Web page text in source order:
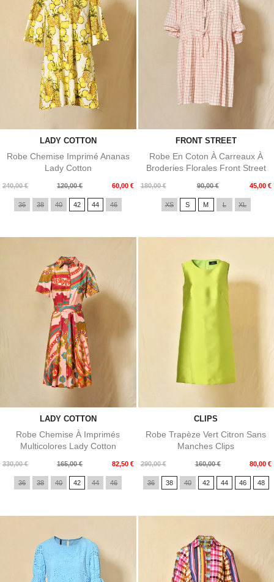
LADY COTTON
Robe Chemise Imprimé Ananas
Lady Cotton
240,00 €
Prix
120,00 € 60,00 €
Prix
36 38 40 42 44 46
FRONT STREET
Robe En Coton À Carreaux À
Broderies Florales Front Street
180,00 €
Prix
90,00 € 45,00 €
Prix
XS S M L XL
LADY COTTON
Robe Chemise À Imprimés
Multicolores Lady Cotton
330,00 €
Prix
165,00 € 82,50 €
Prix
36 38 40 42 44 46
CLIPS
Robe Trapèze Vert Citron Sans
Manches Clips
290,00 €
Prix
de
160,00 € 80,00 €
Prix
36 38 40 42 44 46 48